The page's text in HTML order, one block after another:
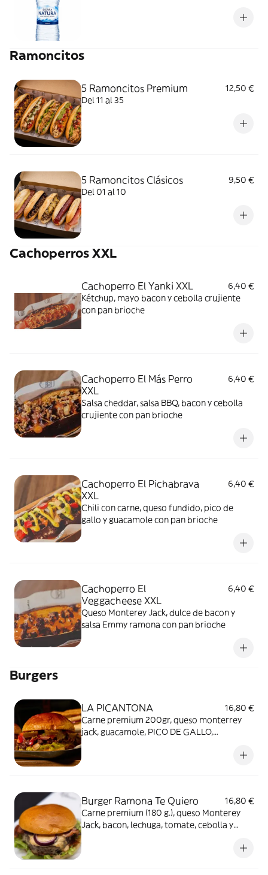
Ramoncitos
5 Ramoncitos Premium
12,50 €
Del 11 al 35
5 Ramoncitos Clásicos
9,50 €
Del 01 al 10
Cachoperros XXL
Cachoperro El Yanki XXL
6,40 €
Kétchup, mayo bacon y cebolla crujiente
con pan brioche
Cachoperro El Más Perro
XXL
6,40 €
Salsa cheddar, salsa BBQ, bacon y cebolla
crujiente con pan brioche
Cachoperro El Pichabrava
XXL
6,40 €
Chili con carne, queso fundido, pico de
gallo y guacamole con pan brioche
Cachoperro El
Veggacheese XXL
6,40 €
Queso Monterey Jack, dulce de bacon y
salsa Emmy ramona con pan brioche
Burgers
LA PICANTONA
16,80 €
Carne premium 200gr, queso monterrey
jack, guacamole, PICO DE GALLO,
Burger Ramona Te Quiero
16,80 €
Carne premium (180 g.), queso Monterey
Jack, bacon, lechuga, tomate, cebolla y